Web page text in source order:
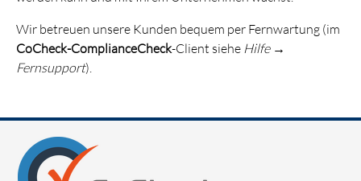
Wir betreuen unsere Kunden bequem per Fernwartung (im
CoCheck-ComplianceCheck-Client siehe Hilfe→
Fernsupport).